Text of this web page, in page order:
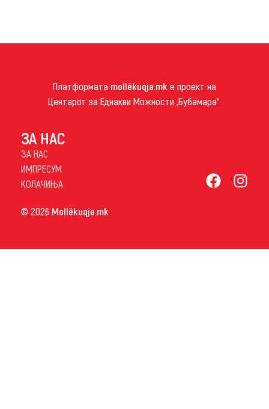
Платформата mollëkuqja.mk е проект на
Центарот за Еднакви Можности „Бубамара“.
ЗА НАС
ЗА НАС
ИМПРЕСУМ
КОЛАЧИЊА
© 2026 Mollëkuqja.mk